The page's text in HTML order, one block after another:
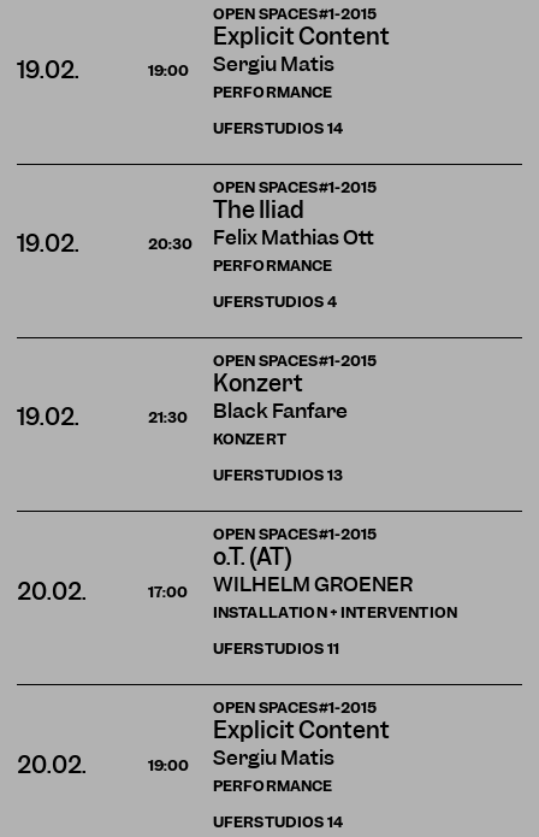
OPEN SPACES#1-2015
Explicit Content
Sergiu Matis
PERFORMANCE
19.02. 19:00
UFERSTUDIOS14
OPEN SPACES#1-2015
The Iliad
Felix Mathias Ott
PERFORMANCE
19.02. 20:30
UFERSTUDIOS4
OPEN SPACES#1-2015
Konzert
Black Fanfare
KONZERT
19.02. 21:30
UFERSTUDIOS13
OPEN SPACES#1-2015
o.T. (AT)
WILHELM GROENER
INSTALLATION + INTERVENTION
20.02. 17:00
UFERSTUDIOS11
OPEN SPACES#1-2015
Explicit Content
Sergiu Matis
PERFORMANCE
20.02. 19:00
UFERSTUDIOS14